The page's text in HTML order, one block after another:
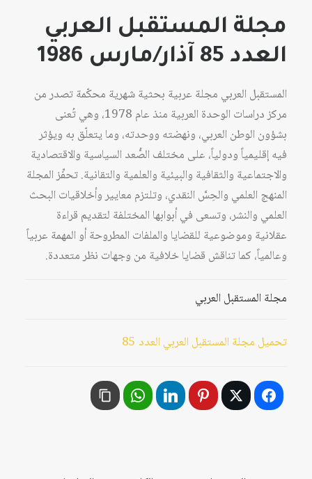
مجلة المستقبل العربي
العدد 85 آذار/مارس 1986
المستقبل العربي مجلة عربية بحثية شهرية محكّمة تصدر من
مركز دراسات الوحدة العربية منذ عام 1978، وهي تُعنى
بشؤون الوطن العربي، ونهضته ووحدته، وما يتعلّق به ويؤثر
فيه إقليمياً ودولياً، على مختلف الصُّعد السياسية والاقتصادية
والاجتماعية والثقافية والبيئية والعلمية والتقانية. تحفِّز المجلة
المنهج العلمي والحِسَّ النقدي، وتلتزم معايير وأخلاقيات البحث
العلمي والنشر، وتسعى في أبوابها المختلفة لتقديم قراءة
عقلانية وموضوعية للقضايا والملفات المطروحة أو المهمة عربياً
وعالمياً، كما تناقش قضايا خلافية من وجهات نظر متعددة.
مجلة المستقبل العربي
تحميل مجلة المستقبل العربي العدد 85